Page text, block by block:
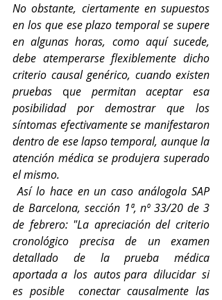
No obstante, ciertamente en supuestos
en los que ese plazo temporal se supere
en algunas horas, como aquí sucede,
debe atemperarse flexiblemente dicho
pruebas que permitan aceptar esa
posibilidad por demostrar que los
síntomas efectivamente se manifestaron
dentro de ese lapso temporal, aunque la
atención médica se produjera superado
el mismo.
Así lo hace en un caso análogola SAP
de Barcelona, sección 1ª, nº 33/20 de 3
de febrero: "La apreciación del criterio
cronológico precisa de un examen
detallado de la prueba médica
aportada a  los  autos para  dilucidar  si
es posible  conectar causalmente las